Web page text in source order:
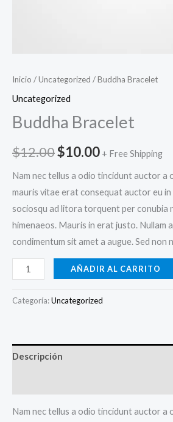
Inicio /Uncategorized / Buddha Bracelet
Uncategorized
Buddha Bracelet
$12.00El
precio
original
era:
$12.00.
$10.00El
precio
actual
es:
$10.00.
+ Free Shipping
Nam nec tellus a odio tincidunt auctor a
mauris vitae erat consequat auctor eu
sociosqu ad litora torquent per conubia
himenaeos. Mauris in erat justo. Nullam
condimentum sit amet a augue. Sed non
Buddha
Bracelet
cantidad
AÑADIR AL CARRITO
Categoría:Uncategorized
Descripción
Nam nec tellus a odio tincidunt auctor a